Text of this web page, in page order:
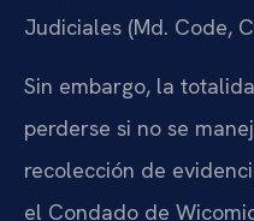
Judiciales (Md. Code,
Sin embargo, la
perderse si no se
recolección de
el Condado de